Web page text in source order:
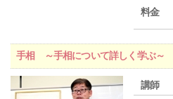
料金
手相 ～手相について詳しく学ぶ～
講師